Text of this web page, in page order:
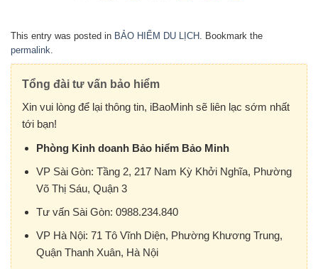
This entry was posted in BẢO HIỂM DU LỊCH . Bookmark the
permalink.
Tổng đài tư vấn bảo hiểm
Xin vui lòng để lại thông tin, iBaoMinh sẽ liên lạc sớm nhất
tới bạn!
Phòng Kinh doanh Bảo hiểm Bảo Minh
VP Sài Gòn: Tầng 2, 217 Nam Kỳ Khởi Nghĩa, Phường
Võ Thị Sáu, Quận 3
Tư vấn Sài Gòn: 0988.234.840
VP Hà Nội: 71 Tô Vĩnh Diện, Phường Khương Trung,
Quận Thanh Xuân, Hà Nội